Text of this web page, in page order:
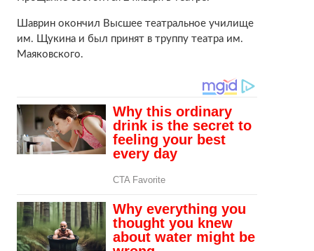
Шаврин окончил Высшее театральное училище
им. Щукина и был принят в труппу театра им.
Маяковского.